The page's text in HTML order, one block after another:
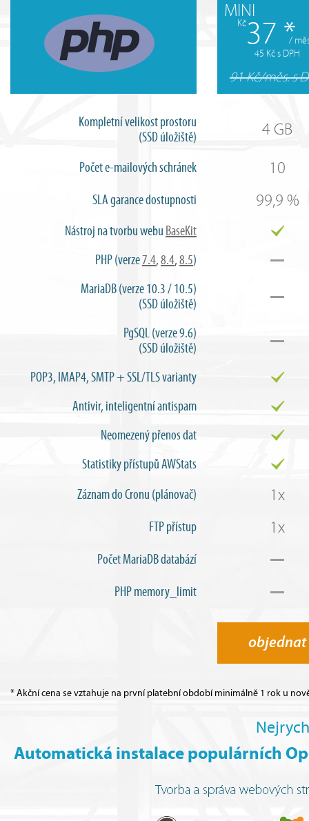
MINI
Kč
37 *
/
45 Kč s DPH
91 Kč/měs. s
Kompletní velikost prostoru
(SSD úložiště)
4 GB
Počet e-mailových schránek 10
SLA garance dostupnosti 99,9 %
Nástroj na tvorbu webu BaseKit
PHP (verze7.4,8.4,8.5)
MariaDB (verze 10.3 / 10.5)
(SSD úložiště)
PgSQL (verze 9.6)
(SSD úložiště)
POP3, IMAP4, SMTP + SSL/TLS varianty
Antivir, inteligentní antispam
Neomezený přenos dat
Statistiky přístupů AWStats
Záznam do Cronu (plánovač)
1x
FTP přístup 1x
Počet MariaDB databází
PHP memory_limit
objednat
* Akční cena se vztahuje na první platební období minimálně 1 rok u
Automatická instalace populárních